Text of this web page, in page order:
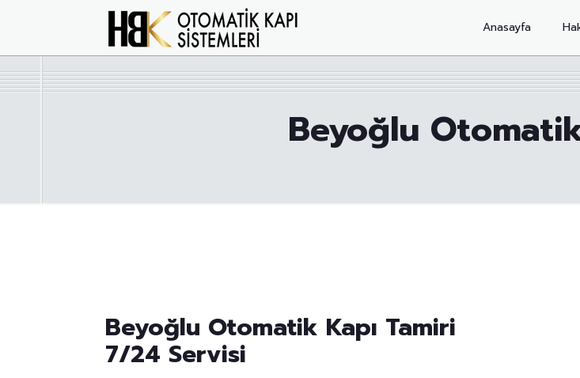
Anasayfa
Beyoğlu
Beyoğlu Otomatik Kapı Tamiri
7/24 Servisi